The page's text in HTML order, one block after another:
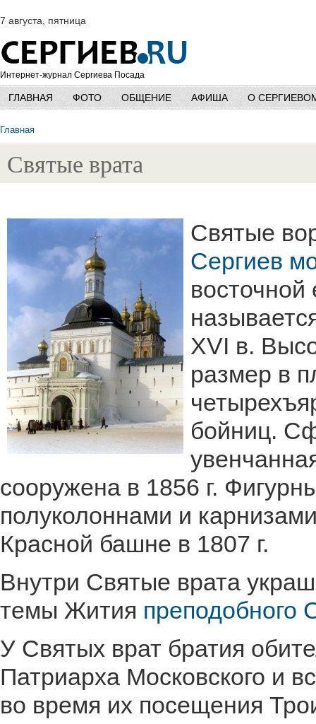
7 августа, пятница
Интернет-журнал Сергиева Посада
ГЛАВНАЯ ФОТО ОБЩЕНИЕ АФИША О
Главная
Святые врата
Святые
Сергиев
XVI в.
размер в
бойниц.
сооружена в 1856 г.
полуколоннами и
Красной башне в 1807 г.
Внутри Святые врата
темы Жития преподобного
У Святых врат братия
Патриарха Московского и
во время их посещения